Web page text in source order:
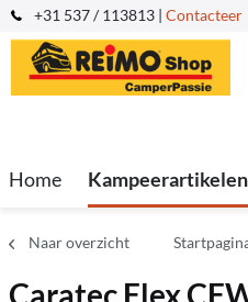
+31 537 / 113813 | Contacteer
Home Kampeerartikelen
Naar overzicht
Caratec Flex